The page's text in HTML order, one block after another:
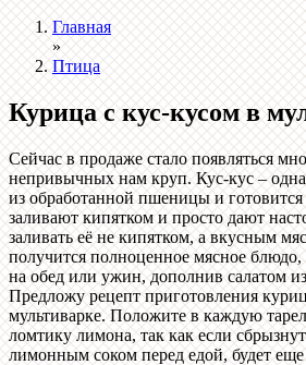
Главная
»
Птица
Курица с кус-кусом в
Сейчас в продаже стало появляться
непривычных нам круп. Кус-кус –
из обработанной пшеницы и готовится
заливают кипятком и просто дают
заливать её не кипятком, а вкусным
получится полноценное мясное
на обед или ужин, дополнив салатом
Предложу рецепт приготовления
мультиварке. Положите в каждую
ломтику лимона, так как если
лимонным соком перед едой, будет еще